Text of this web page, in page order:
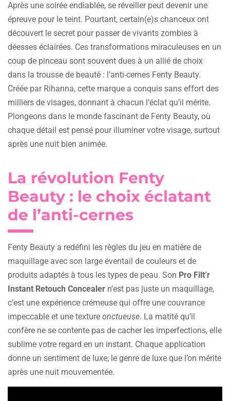
Après une soirée endiablée, se réveiller peut devenir une
épreuve pour le teint. Pourtant, certain(e)s chanceux ont
découvert le secret pour passer de vivants zombies à
déesses éclairées. Ces transformations miraculeuses en un
coup de pinceau sont souvent dues à un allié de choix
dans la trousse de beauté : l’anti-cernes Fenty Beauty.
Créée par Rihanna, cette marque a conquis sans effort des
milliers de visages, donnant à chacun l’éclat qu’il mérite.
Plongeons dans le monde fascinant de Fenty Beauty, où
chaque détail est pensé pour illuminer votre visage, surtout
après une nuit bien animée.
La révolution Fenty
Beauty : le choix éclatant
de l’anti-cernes
Fenty Beauty a redéfini les règles du jeu en matière de
maquillage avec son large éventail de couleurs et de
produits adaptés à tous les types de peau. Son Pro Filt’r
Instant Retouch Concealer n’est pas juste un maquillage,
c’est une expérience crémeuse qui offre une couvrance
impeccable et une texture onctueuse. La matité qu’il
confère ne se contente pas de cacher les imperfections, elle
sublime votre regard en un instant. Chaque application
donne un sentiment de luxe; le genre de luxe que l’on mérite
après une nuit mouvementée.